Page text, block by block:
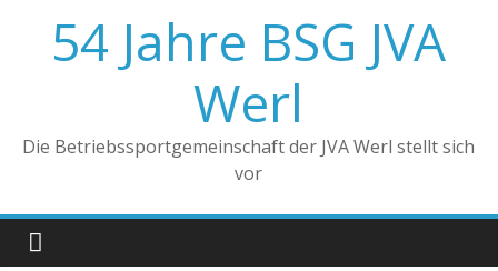
springen54 Jahre BSG JVA
Werl
Die Betriebssportgemeinschaft der JVA Werl stellt sich
vor